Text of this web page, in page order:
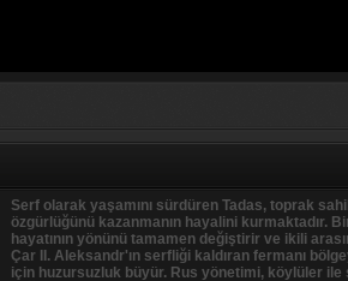
Serf olarak yaşamını sürdüren Tadas, toprak
özgürlüğünü kazanmanın hayalini kurmaktadır.
hayatının yönünü tamamen değiştirir ve ikili
Çar II. Aleksandr'ın serfliği kaldıran fermanı
için huzursuzluk büyür. Rus yönetimi, köylüler ile